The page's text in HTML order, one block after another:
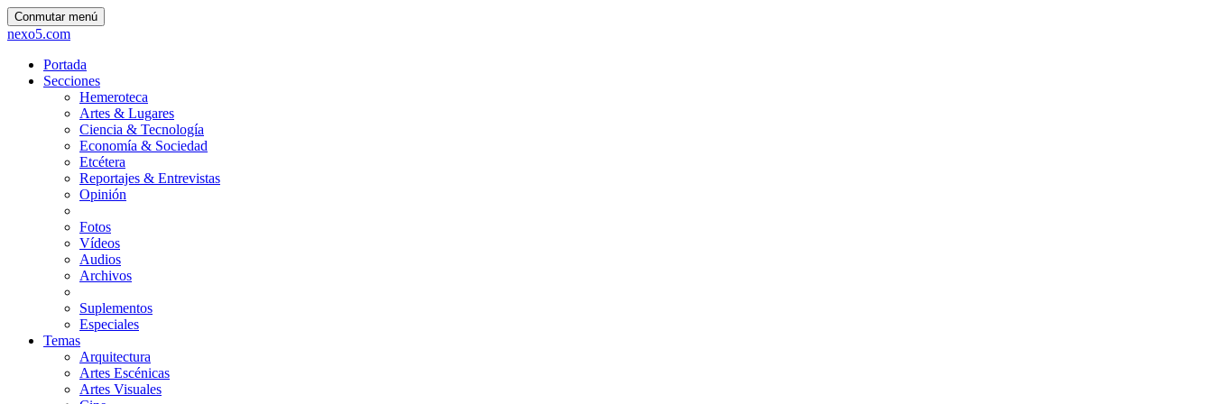
Conmutar menú
nexo5.com
Portada
Secciones
Hemeroteca
Artes & Lugares
Ciencia & Tecnología
Economía & Sociedad
Etcétera
Reportajes & Entrevistas
Opinión
Fotos
Vídeos
Audios
Archivos
Suplementos
Especiales
Temas
Arquitectura
Artes Escénicas
Artes Visuales